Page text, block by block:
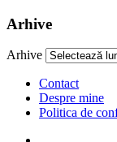
Arhive
Arhive
Contact
Despre mine
Politica de